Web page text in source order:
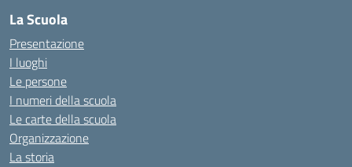
La Scuola
Presentazione
I luoghi
Le persone
I numeri della scuola
Le carte della scuola
Organizzazione
La storia